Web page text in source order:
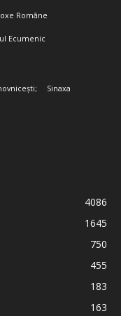
Române
Ecumenic
Sinaxa
4086
1645
750
455
183
163